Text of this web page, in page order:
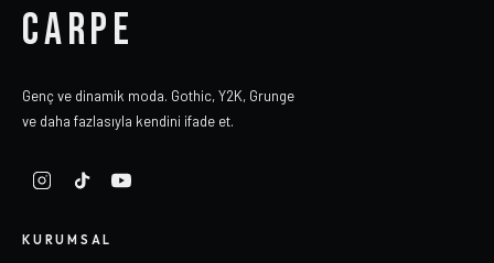
CARPE
Genç ve dinamik moda. Gothic, Y2K, Grunge
ve daha fazlasıyla kendini ifade et.
KURUMSAL